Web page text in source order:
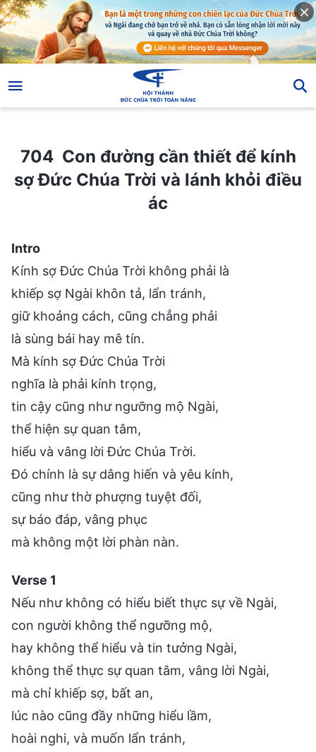
704 Con đường cần thiết để kính
sợ Đức Chúa Trời và lánh khỏi điều
ác
Intro
Kính sợ Đức Chúa Trời không phải là
khiếp sợ Ngài khôn tả, lẩn tránh,
giữ khoảng cách, cũng chẳng phải
là sùng bái hay mê tín.
Mà kính sợ Đức Chúa Trời
nghĩa là phải kính trọng,
tin cậy cũng như ngưỡng mộ Ngài,
thể hiện sự quan tâm,
hiểu và vâng lời Đức Chúa Trời.
Đó chính là sự dâng hiến và yêu kính,
cũng như thờ phượng tuyệt đối,
sự báo đáp, vâng phục
mà không một lời phàn nàn.
Verse 1
Nếu như không có hiểu biết thực sự về Ngài,
con người không thể ngưỡng mộ,
hay không thể hiểu và tin tưởng Ngài,
không thể thực sự quan tâm, vâng lời Ngài,
mà chỉ khiếp sợ, bất an,
lúc nào cũng đầy những hiểu lầm,
hoài nghi, và muốn lẩn tránh,